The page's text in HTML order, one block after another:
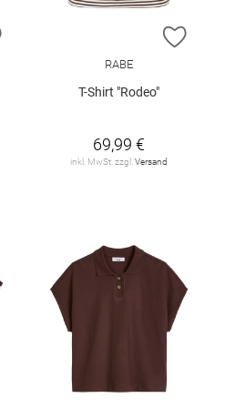
ZUR WUNSCHLISTE HINZUFÜGEN
ZUR
RABE
T-Shirt "Rodeo"
69,99 €
inkl. MwSt. zzgl. Versand